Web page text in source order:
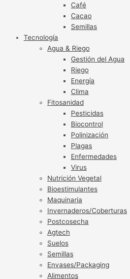
Café
Cacao
Semillas
Tecnología
Agua & Riego
Gestión del Agua
Riego
Energía
Clima
Fitosanidad
Pesticidas
Biocontrol
Polinización
Plagas
Enfermedades
Virus
Nutrición Vegetal
Bioestimulantes
Maquinaria
Invernaderos/Coberturas
Postcosecha
Agtech
Suelos
Semillas
Envases/Packaging
Alimentos